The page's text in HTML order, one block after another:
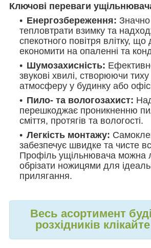
Ключові переваги
Енергозбереження:
тепловтрати взимку та
спекотного повітря влітку, що
економити на опаленні та
Шумозахисність:
звукові хвилі, створюючи тиху
атмосферу у будинку або
Пило- та вологозахист:
перешкоджає проникненню
сміття, протягів та вологості.
Легкість монтажу:
забезпечує швидке та чисте
Профіль ущільнювача можна
обрізати ножицями для
прилягання.
Весь асортимент
розхідників